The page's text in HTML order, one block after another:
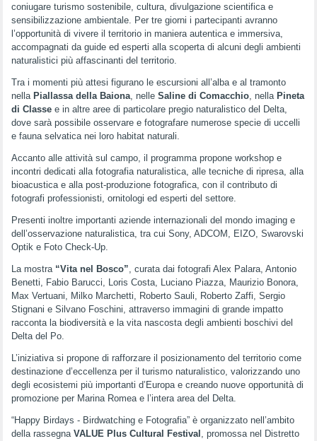
coniugare turismo sostenibile, cultura, divulgazione scientifica e
sensibilizzazione ambientale. Per tre giorni i partecipanti avranno
l’opportunità di vivere il territorio in maniera autentica e immersiva,
accompagnati da guide ed esperti alla scoperta di alcuni degli ambienti
naturalistici più affascinanti del territorio.
Tra i momenti più attesi figurano le escursioni all’alba e al tramonto
nella Piallassa della Baiona, nelleSaline di Comacchio, nella Pineta
di Classe e in altre aree di particolare pregio naturalistico del Delta,
dove sarà possibile osservare e fotografare numerose specie di uccelli
e fauna selvatica nei loro habitat naturali.
Accanto alle attività sul campo, il programma propone workshop e
incontri dedicati alla fotografia naturalistica, alle tecniche di ripresa, alla
bioacustica e alla post-produzione fotografica, con il contributo di
fotografi professionisti, ornitologi ed esperti del settore.
Presenti inoltre importanti aziende internazionali del mondo imaging e
dell’osservazione naturalistica, tra cui Sony, ADCOM, EIZO, Swarovski
Optik e Foto Check-Up.
La mostra “Vita nel Bosco”, curata dai fotografi Alex Palara, Antonio
Benetti, Fabio Barucci, Loris Costa, Luciano Piazza, Maurizio Bonora,
Max Vertuani, Milko Marchetti, Roberto Sauli, Roberto Zaffi, Sergio
Stignani e Silvano Foschini, attraverso immagini di grande impatto
racconta la biodiversità e la vita nascosta degli ambienti boschivi del
Delta del Po.
L’iniziativa si propone di rafforzare il posizionamento del territorio come
destinazione d’eccellenza per il turismo naturalistico, valorizzando uno
degli ecosistemi più importanti d’Europa e creando nuove opportunità di
promozione per Marina Romea e l’intera area del Delta.
“Happy Birdays - Birdwatching e Fotografia” è organizzato nell’ambito
della rassegnaVALUE Plus Cultural Festival , promossa nel Distretto